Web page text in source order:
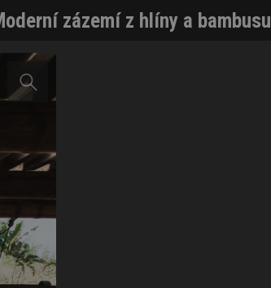
zázemí z hlíny a bambusu